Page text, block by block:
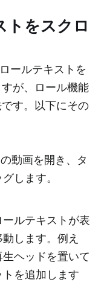
トをスクロ
ールテキストを
が、ロール機能
す。以下にその
動画を開き、タ
します。
ルテキストが表
します。例え
ヘッドを置いて
を追加します